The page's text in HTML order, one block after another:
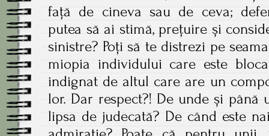
față de cineva sau de ceva;
putea să ai stimă, prețuire și
sinistre? Poți să te distrezi pe
miopia individului care este
indignat de altul care are un
lor. Dar respect?! De unde și până
lipsa de judecată? De când este